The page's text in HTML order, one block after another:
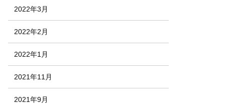
2022年3月
2022年2月
2022年1月
2021年11月
2021年9月